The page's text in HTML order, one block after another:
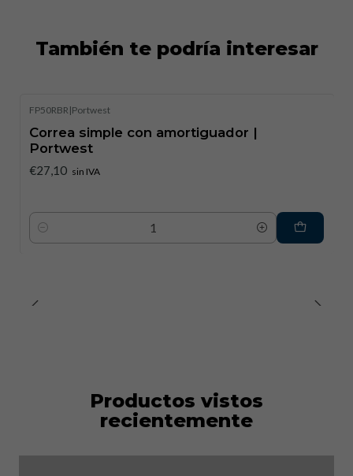
También te podría interesar
FP50RBR |Portwest
Correa simple con amortiguador |
Portwest
€27,10 sin IVA
Cantidad
Productos vistos
recientemente